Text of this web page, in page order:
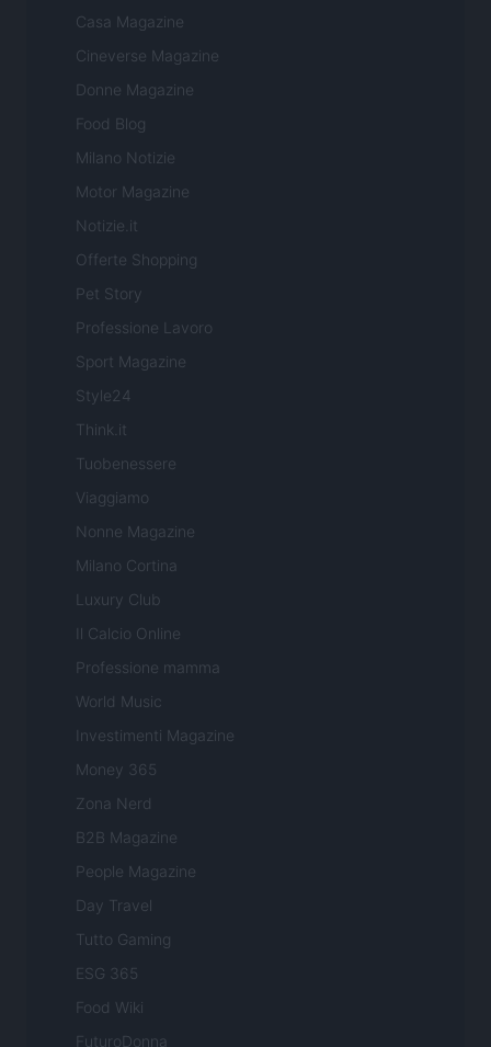
Casa Magazine
Cineverse Magazine
Donne Magazine
Food Blog
Milano Notizie
Motor Magazine
Notizie.it
Offerte Shopping
Pet Story
Professione Lavoro
Sport Magazine
Style24
Think.it
Tuobenessere
Viaggiamo
Nonne Magazine
Milano Cortina
Luxury Club
Il Calcio Online
Professione mamma
World Music
Investimenti Magazine
Money 365
Zona Nerd
B2B Magazine
People Magazine
Day Travel
Tutto Gaming
ESG 365
Food Wiki
FuturoDonna